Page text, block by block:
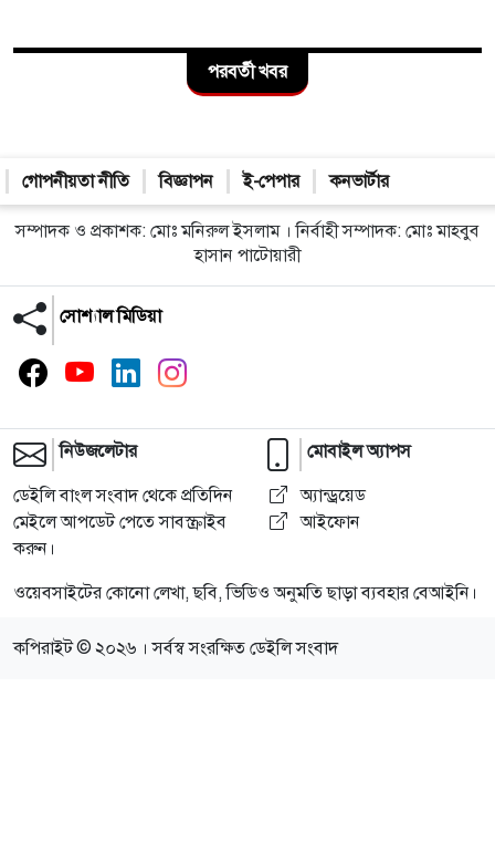
পরবর্তী খবর
গোপনীয়তা নীতি বিজ্ঞাপন ই-পেপার কনভার্টার
সম্পাদক ও প্রকাশক: মোঃ মনিরুল ইসলাম । নির্বাহী সম্পাদক: মোঃ মাহবুব
হাসান পাটোয়ারী
সোশ্যাল মিডিয়া
নিউজলেটার
ডেইলি বাংল সংবাদ থেকে প্রতিদিন
মেইলে আপডেট পেতে সাবস্ক্রাইব
করুন।
মোবাইল অ্যাপস
অ্যান্ড্রয়েড
আইফোন
ওয়েবসাইটের কোনো লেখা, ছবি, ভিডিও অনুমতি ছাড়া ব্যবহার বেআইনি।
কপিরাইট © ২০২৬ । সর্বস্ব সংরক্ষিত ডেইলি সংবাদ